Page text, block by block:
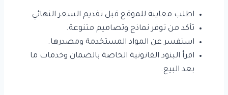
اطلب معاينة للموقع قبل تقديم السعر النهائي.
تأكد من توفر نماذج وتصاميم متنوعة.
استفسر عن المواد المستخدمة ومصدرها.
اقرأ البنود القانونية الخاصة بالضمان وخدمات ما
بعد البيع.